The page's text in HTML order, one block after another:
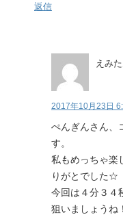
返信
えみ
2017年10月23日
ぺんぎんさん、
す。
私もめっちゃ楽
りがとでした☆
今回は４分３４
狙いましょうね